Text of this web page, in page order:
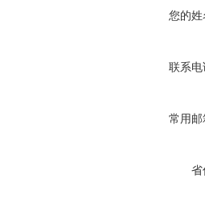
您的
联系
常用
省